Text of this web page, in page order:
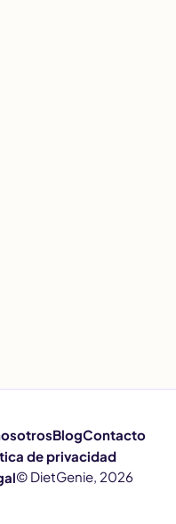
BlogContacto
de privacidad
© DietGenie, 2026